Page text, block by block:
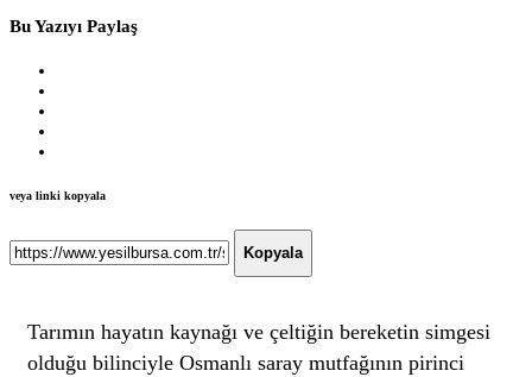
Bu Yazıyı Paylaş
veya linki kopyala
Kopyala
Tarımın hayatın kaynağı ve çeltiğin bereketin simgesi
olduğu bilinciyle Osmanlı saray mutfağının pirinci